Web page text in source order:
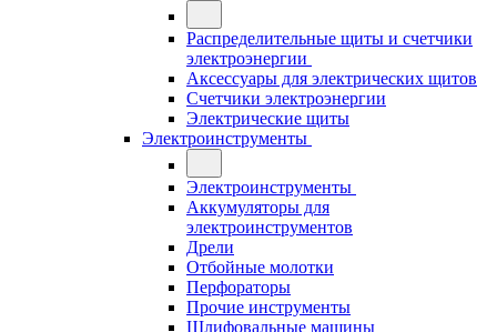
Распределительные щиты и счетчики
электроэнергии
Аксессуары для электрических щитов
Счетчики электроэнергии
Электрические щиты
Электроинструменты
Электроинструменты
Аккумуляторы для
электроинструментов
Дрели
Отбойные молотки
Перфораторы
Прочие инструменты
Шлифовальные машины